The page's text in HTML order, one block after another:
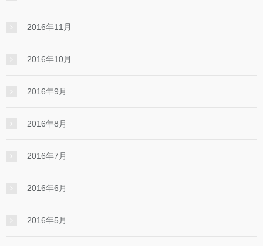
2016年11月
2016年10月
2016年9月
2016年8月
2016年7月
2016年6月
2016年5月